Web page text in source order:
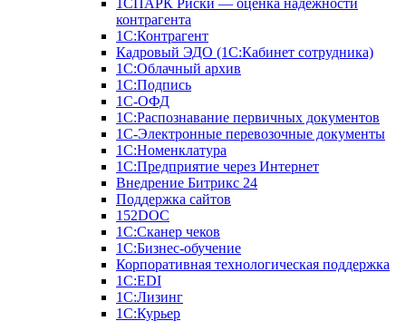
1СПАРК Риски — оценка надежности
контрагента
1С:Контрагент
Кадровый ЭДО (1С:Кабинет сотрудника)
1С:Облачный архив
1С:Подпись
1С-ОФД
1С:Распознавание первичных документов
1С-Электронные перевозочные документы
1С:Номенклатура
1С:Предприятие через Интернет
Внедрение Битрикс 24
Поддержка сайтов
152DOC
1С:Сканер чеков
1С:Бизнес-обучение
Корпоративная технологическая поддержка
1С:ЕDI
1С:Лизинг
1С:Курьер